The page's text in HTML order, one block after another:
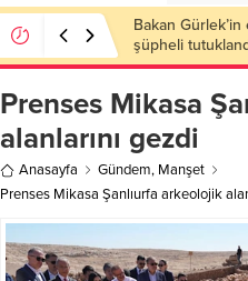
Ahbap
Levent ve
Prenses Mikasa
alanlarını gezdi
Anasayfa Gündem, Manşet
Prenses Mikasa Şanlıurfa arkeolojik